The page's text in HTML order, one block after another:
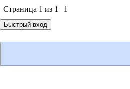
Страница 1 из 1 1